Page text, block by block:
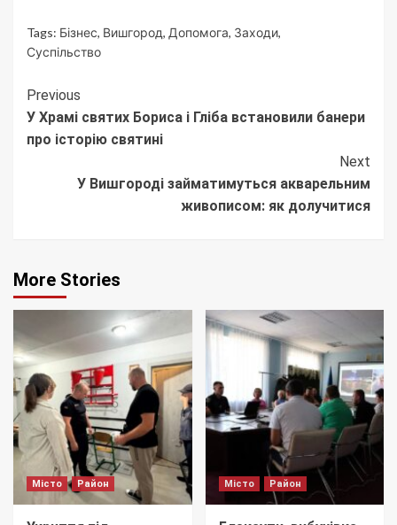
Tags: Бізнес, Вишгород, Допомога, Заходи,
Суспільство
Continue
Reading
Previous
У Храмі святих Бориса і Гліба встановили банери
про історію святині
Next
У Вишгороді займатимуться акварельним
живописом: як долучитися
More Stories
Місто Район Місто Район